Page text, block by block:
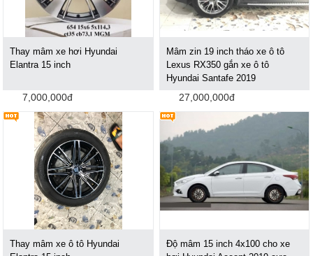
Thay mâm xe hơi Hyundai
Elantra 15 inch
7,000,000đ
Mâm zin 19 inch tháo xe ô tô
Lexus RX350 gắn xe ô tô
Hyundai Santafe 2019
27,000,000đ
Thay mâm xe ô tô Hyundai
Độ mâm 15 inch 4x100 cho xe